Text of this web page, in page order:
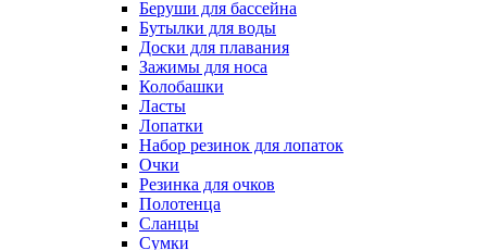
Беруши для бассейна
Бутылки для воды
Доски для плавания
Зажимы для носа
Колобашки
Ласты
Лопатки
Набор резинок для лопаток
Очки
Резинка для очков
Полотенца
Сланцы
Сумки